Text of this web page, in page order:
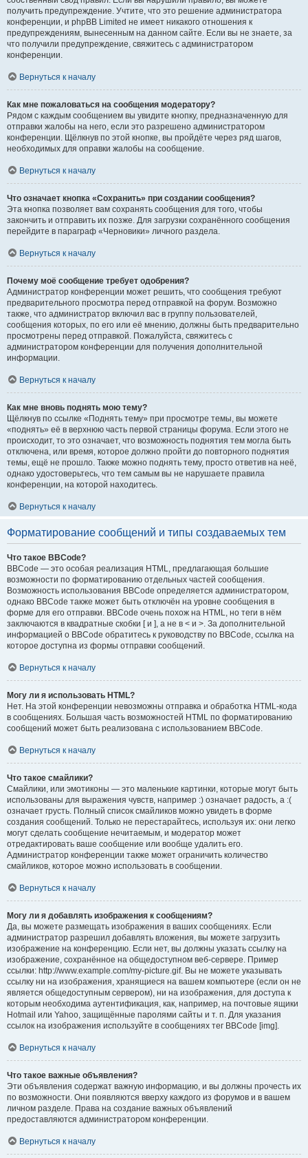
получить предупреждение. Учтите, что это решение администратора
конференции, и phpBB Limited не имеет никакого отношения к
предупреждениям, вынесенным на данном сайте. Если вы не знаете, за
что получили предупреждение, свяжитесь с администратором
конференции.
Вернуться к началу
Как мне пожаловаться на сообщения модератору?
Рядом с каждым сообщением вы увидите кнопку, предназначенную для
отправки жалобы на него, если это разрешено администратором
конференции. Щёлкнув по этой кнопке, вы пройдёте через ряд шагов,
необходимых для оправки жалобы на сообщение.
Вернуться к началу
Что означает кнопка «Сохранить» при создании сообщения?
Эта кнопка позволяет вам сохранять сообщения для того, чтобы
закончить и отправить их позже. Для загрузки сохранённого сообщения
перейдите в параграф «Черновики» личного раздела.
Вернуться к началу
Почему моё сообщение требует одобрения?
Администратор конференции может решить, что сообщения требуют
предварительного просмотра перед отправкой на форум. Возможно
также, что администратор включил вас в группу пользователей,
сообщения которых, по его или её мнению, должны быть предварительно
просмотрены перед отправкой. Пожалуйста, свяжитесь с
администратором конференции для получения дополнительной
информации.
Вернуться к началу
Как мне вновь поднять мою тему?
Щёлкнув по ссылке «Поднять тему» при просмотре темы, вы можете
«поднять» её в верхнюю часть первой страницы форума. Если этого не
происходит, то это означает, что возможность поднятия тем могла быть
отключена, или время, которое должно пройти до повторного поднятия
темы, ещё не прошло. Также можно поднять тему, просто ответив на неё,
однако удостоверьтесь, что тем самым вы не нарушаете правила
конференции, на которой находитесь.
Вернуться к началу
Форматирование сообщений и типы создаваемых тем
Что такое BBCode?
BBCode — это особая реализация HTML, предлагающая большие
возможности по форматированию отдельных частей сообщения.
Возможность использования BBCode определяется администратором,
однако BBCode также может быть отключён на уровне сообщения в
форме для его отправки. BBCode очень похож на HTML, но теги в нём
заключаются в квадратные скобки [ и ], а не в < и >. За дополнительной
информацией о BBCode обратитесь к руководству по BBCode, ссылка на
которое доступна из формы отправки сообщений.
Вернуться к началу
Могу ли я использовать HTML?
Нет. На этой конференции невозможны отправка и обработка HTML-кода
в сообщениях. Большая часть возможностей HTML по форматированию
сообщений может быть реализована с использованием BBCode.
Вернуться к началу
Что такое смайлики?
Смайлики, или эмотиконы — это маленькие картинки, которые могут быть
использованы для выражения чувств, например :) означает радость, а :(
означает грусть. Полный список смайликов можно увидеть в форме
создания сообщений. Только не перестарайтесь, используя их: они легко
могут сделать сообщение нечитаемым, и модератор может
отредактировать ваше сообщение или вообще удалить его.
Администратор конференции также может ограничить количество
смайликов, которое можно использовать в сообщении.
Вернуться к началу
Могу ли я добавлять изображения к сообщениям?
Да, вы можете размещать изображения в ваших сообщениях. Если
администратор разрешил добавлять вложения, вы можете загрузить
изображение на конференцию. Если нет, вы должны указать ссылку на
изображение, сохранённое на общедоступном веб-сервере. Пример
ссылки: http://www.example.com/my-picture.gif. Вы не можете указывать
ссылку ни на изображения, хранящиеся на вашем компьютере (если он не
является общедоступным сервером), ни на изображения, для доступа к
которым необходима аутентификация, как, например, на почтовые ящики
Hotmail или Yahoo, защищённые паролями сайты и т. п. Для указания
ссылок на изображения используйте в сообщениях тег BBCode [img].
Вернуться к началу
Что такое важные объявления?
Эти объявления содержат важную информацию, и вы должны прочесть их
по возможности. Они появляются вверху каждого из форумов и в вашем
личном разделе. Права на создание важных объявлений
предоставляются администратором конференции.
Вернуться к началу